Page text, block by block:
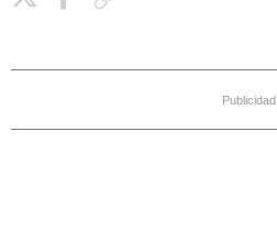
Publicidad